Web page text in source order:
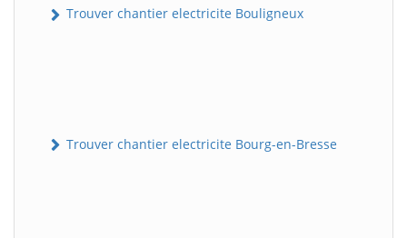
Trouver chantier electricite Bouligneux
Trouver chantier electricite Bourg-en-Bresse